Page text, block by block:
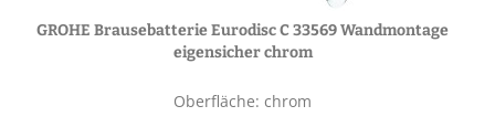
GROHE Brausebatterie Eurodisc C 33569 Wandmontage
eigensicher chrom
Oberfläche: chrom